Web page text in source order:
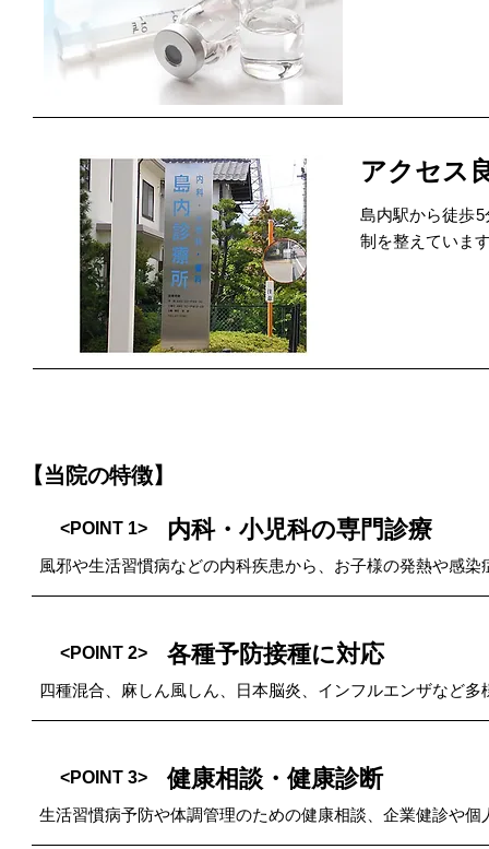
アクセス
島内駅から徒歩
制を整えていま
【当院の特徴】
<POINT 1> 内科・小児科の専門診療
風邪や生活習慣病などの内科疾患から、お子様の発熱や感
<POINT 2> 各種予防接種に対応
四種混合、麻しん風しん、日本脳炎、インフルエンザなど
<POINT 3> 健康相談・健康診断
生活習慣病予防や体調管理のための健康相談、企業健診や